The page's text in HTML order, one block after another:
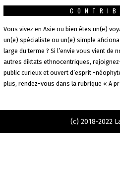
Vous vivez en Asie ou bien êtes un(e)
un(e) spécialiste ou un(e) simple
large du terme ? Si l’envie vous vient de
autres diktats ethnocentriques,
public curieux et ouvert d’esprit -
plus, rendez-vous dans la rubrique « A
(c) 2018-2022